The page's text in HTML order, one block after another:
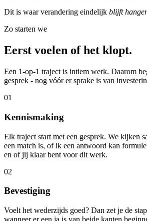
Dit is waar verandering eindelijk blijft
Zo starten we
Eerst voelen of het klopt.
Een 1-op-1 traject is intiem werk. Daarom
gesprek - nog vóór er sprake is van
01
Kennismaking
Elk traject start met een gesprek. We kijken
een match is, of ik een antwoord kan
en of jij klaar bent voor dit werk.
02
Bevestiging
Voelt het wederzijds goed? Dan zet je de
wanneer er een ja is van beide kanten